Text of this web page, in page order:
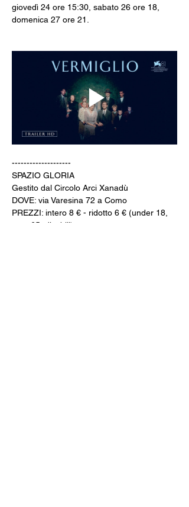
giovedì 24 ore 15:30, sabato 26 ore 18,
domenica 27 ore 21.
--------------------
SPAZIO GLORIA
Gestito dal Circolo Arci Xanadù
DOVE: via Varesina 72 a Como
PREZZI: intero 8 € - ridotto 6 € (under 18,
over 65, disabili)